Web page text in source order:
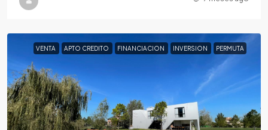
VENTA APTO CREDITO FINANCIACION INVERSION PERMUTA